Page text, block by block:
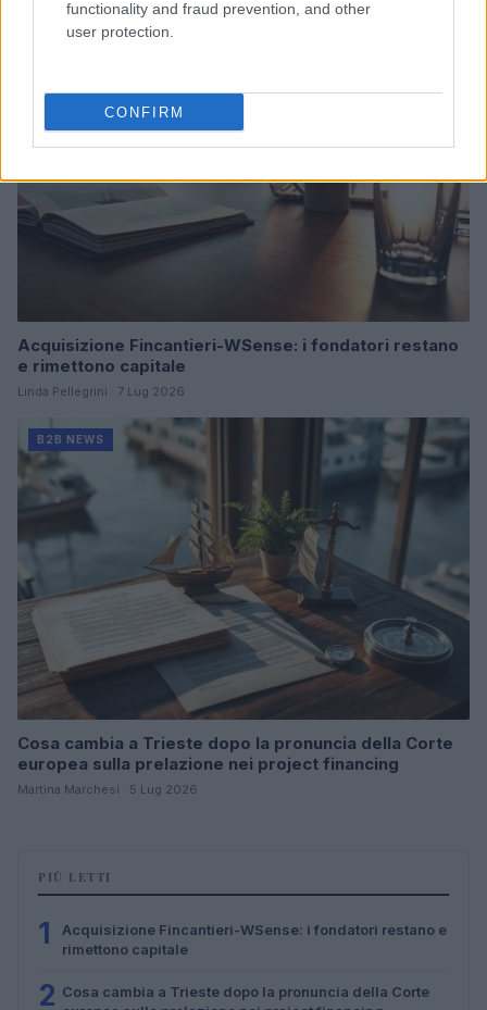
functionality and fraud prevention, and other
user protection.
CONFIRM
B2B NEWS
Acquisizione Fincantieri-WSense: i fondatori restano
e rimettono capitale
Linda Pellegrini · 7 Lug 2026
B2B NEWS
Cosa cambia a Trieste dopo la pronuncia della Corte
europea sulla prelazione nei project financing
Martina Marchesi · 5 Lug 2026
PIÙ LETTI
1
Acquisizione Fincantieri-WSense: i fondatori restano e
rimettono capitale
2 Cosa cambia a Trieste dopo la pronuncia della Corte